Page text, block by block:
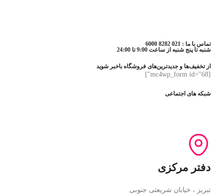
تماس با ما : 021 8282 6000
شنبه تا پنج شنبه از ساعت 9:00 تا 24:00
از تخفیف‌ها و جدیدترین‌های فروشگاه باخبر شوید
[mc4wp_form id="68"]
شبکه های اجتماعی
دفتر مرکزی
تبریز ، خیابان شریعتی جنوبی